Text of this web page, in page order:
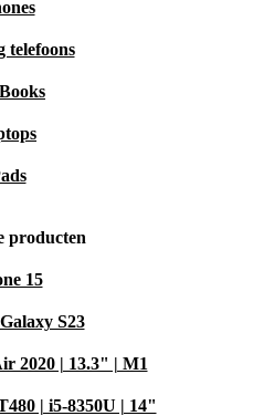
telefoons
producten
15
S23
2020 | 13.3" | M1
| i5-8350U | 14"